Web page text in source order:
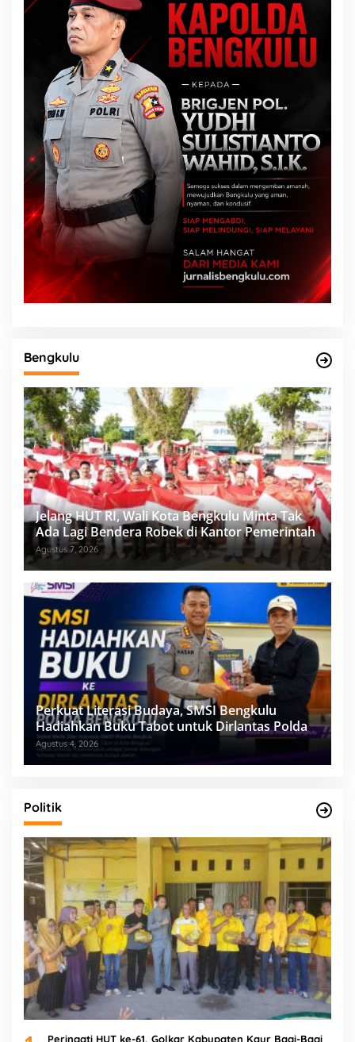
Bengkulu
Jelang HUT RI, Wali Kota Bengkulu Minta Tak
Ada Lagi Bendera Robek di Kantor Pemerintah
Agustus 7, 2026
Perkuat Literasi Budaya, SMSI Bengkulu
Hadiahkan Buku Tabot untuk Dirlantas Polda
Agustus 4, 2026
Politik
Peringati HUT ke-61, Golkar Kabupaten Kaur Bagi-Bagi